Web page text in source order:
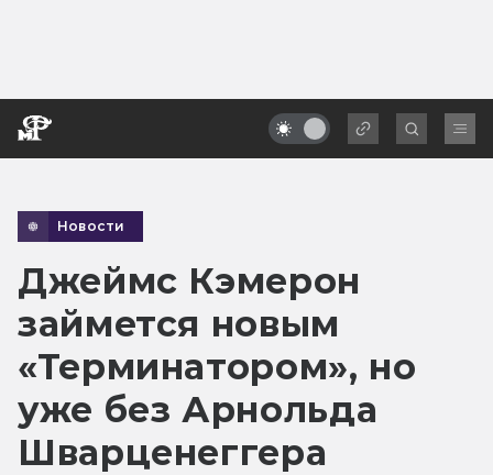
Новости
Джеймс Кэмерон
займется новым
«Терминатором», но
уже без Арнольда
Шварценеггера